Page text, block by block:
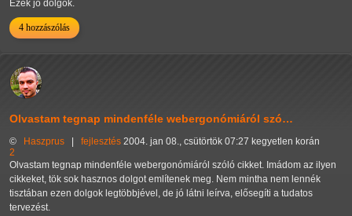
Ezek jó dolgok.
4 hozzászólás
Olvastam tegnap mindenféle webergonómiáról szó…
© Haszprus | fejlesztés 2004. jan 08., csütörtök 07:27 kegyetlen korán
2
Olvastam tegnap mindenféle webergonómiáról szóló cikket. Imádom az ilyen
cikkeket, tök sok hasznos dolgot említenek meg. Nem mintha nem lennék
tisztában ezen dolgok legtöbbjével, de jó látni leírva, elősegíti a tudatos
tervezést.